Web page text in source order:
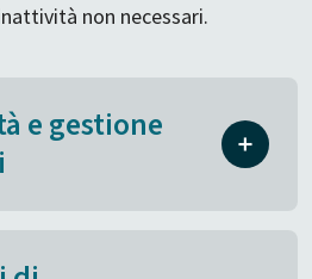
non necessari.
e gestione